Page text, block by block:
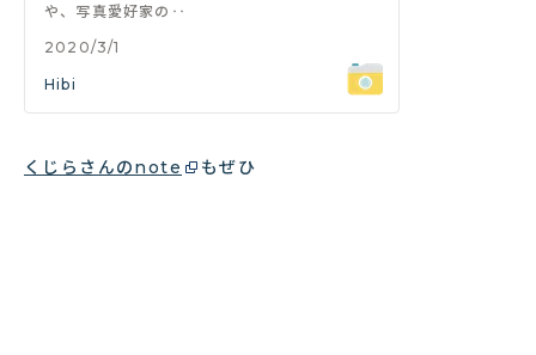
や、写真愛好家の‥
2020/3/1
Hibi
くじらさんのnote もぜひ